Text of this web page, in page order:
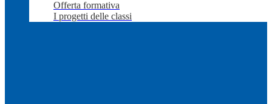
Offerta formativa
I progetti delle classi